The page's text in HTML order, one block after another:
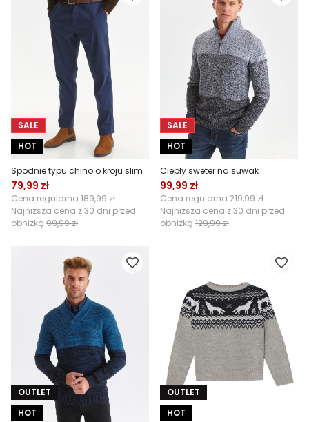
SALE
HOT
Spodnie typu chino o kroju slim
79,99 zł
Cena regularna 189,99 zł
Najniższa cena z 30 dni przed
obniżką 99,99 zł
SALE
HOT
Ciepły sweter na suwak
99,99 zł
Cena regularna 219,99 zł
Najniższa cena z 30 dni przed
obniżką 129,99 zł
OUTLET
HOT
OUTLET
HOT